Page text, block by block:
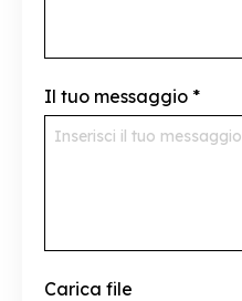
Il tuo messaggio *
Carica file